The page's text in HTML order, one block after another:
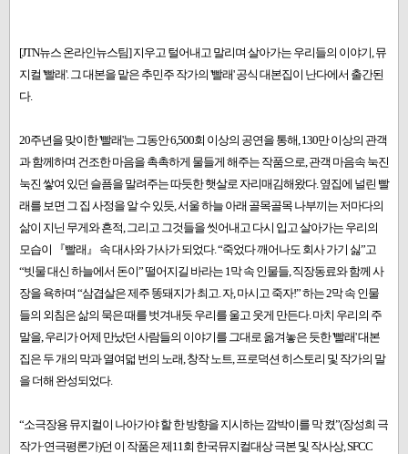
[JTN뉴스 온라인뉴스팀] 지우고 털어내고 말리며 살아가는 우리들의 이야기, 뮤
지컬 '빨래'. 그 대본을 맡은 추민주 작가의 '빨래' 공식 대본집이 난다에서 출간된
다.
20주년을 맞이한 '빨래'는 그동안 6,500회 이상의 공연을 통해, 130만 이상의 관객
과 함께하며 건조한 마음을 촉촉하게 물들게 해주는 작품으로, 관객 마음속 눅진
눅진 쌓여 있던 슬픔을 말려주는 따듯한 햇살로 자리매김해왔다. 옆집에 널린 빨
래를 보면 그 집 사정을 알 수 있듯, 서울 하늘 아래 골목골목 나부끼는 저마다의
삶이 지닌 무게와 흔적, 그리고 그것들을 씻어내고 다시 입고 살아가는 우리의
모습이 『빨래』 속 대사와 가사가 되었다. “죽었다 깨어나도 회사 가기 싫”고
“빗물 대신 하늘에서 돈이” 떨어지길 바라는 1막 속 인물들, 직장동료와 함께 사
장을 욕하며 “삼겹살은 제주 똥돼지가 최고. 자, 마시고 죽자!” 하는 2막 속 인물
들의 외침은 삶의 묵은 때를 벗겨내듯 우리를 울고 웃게 만든다. 마치 우리의 주
말을, 우리가 어제 만났던 사람들의 이야기를 그대로 옮겨놓은 듯한 '빨래' 대본
집은 두 개의 막과 열여덟 번의 노래, 창작 노트, 프로덕션 히스토리 및 작가의 말
을 더해 완성되었다.
“소극장용 뮤지컬이 나아가야 할 한 방향을 지시하는 깜박이를 막 켰”(장성희 극
작가·연극평론가)던 이 작품은 제11회 한국뮤지컬대상 극본 및 작사상, SFCC